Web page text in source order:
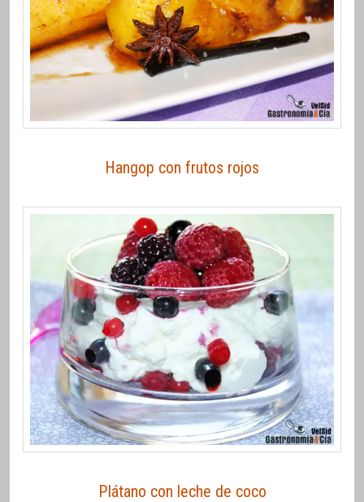
Hangop con frutos rojos
Plátano con leche de coco